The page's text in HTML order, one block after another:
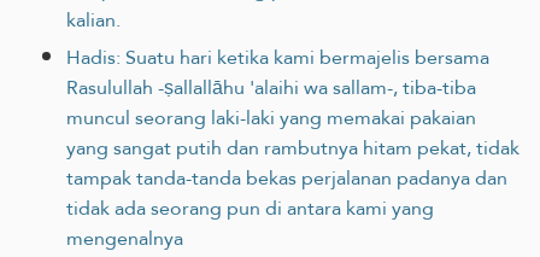
kalian.
Hadis: Suatu hari ketika kami bermajelis bersama
Rasulullah -ṣallallāhu 'alaihi wa sallam-, tiba-tiba
muncul seorang laki-laki yang memakai pakaian
yang sangat putih dan rambutnya hitam pekat, tidak
tampak tanda-tanda bekas perjalanan padanya dan
tidak ada seorang pun di antara kami yang
mengenalnya